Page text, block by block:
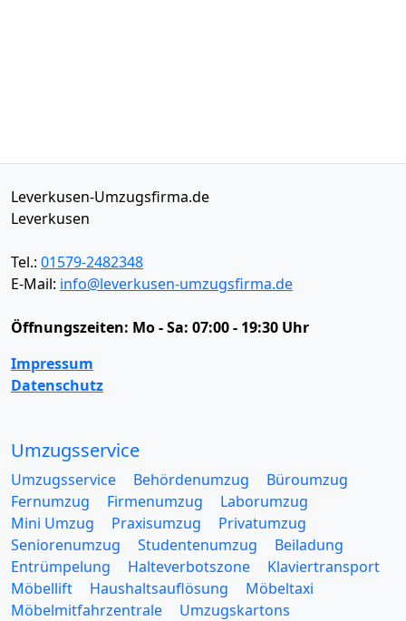
Leverkusen-Umzugsfirma.de
Leverkusen
Tel.: 01579-2482348
E-Mail: info@leverkusen-umzugsfirma.de
Öffnungszeiten: Mo - Sa: 07:00 - 19:30 Uhr
Impressum
Datenschutz
Umzugsservice
Umzugsservice Behördenumzug
Büroumzug
Fernumzug
Firmenumzug
Laborumzug
Mini Umzug
Praxisumzug
Privatumzug
Seniorenumzug
Studentenumzug
Beiladung
Entrümpelung
Halteverbotszone
Klaviertransport
Möbellift
Haushaltsauflösung
Möbeltaxi
Möbelmitfahrzentrale
Umzugskartons